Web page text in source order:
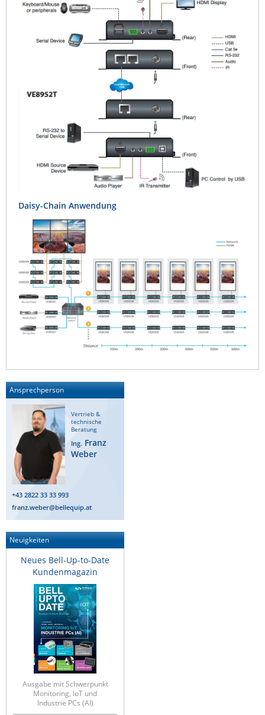
Daisy-Chain Anwendung
Ansprechperson
Vertrieb &
technische
Beratung
Ing. Franz
Weber
+43 2822 33 33 993
franz.weber@bellequip.at
Neuigkeiten
Neues Bell-Up-to-Date
Kundenmagazin
Ausgabe mit Schwerpunkt
Monitoring, IoT und
Industrie PCs (AI)